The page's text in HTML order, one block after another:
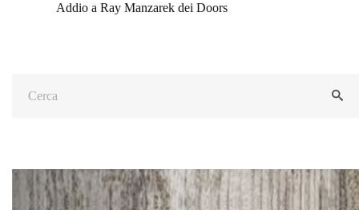
Addio a Ray Manzarek dei Doors